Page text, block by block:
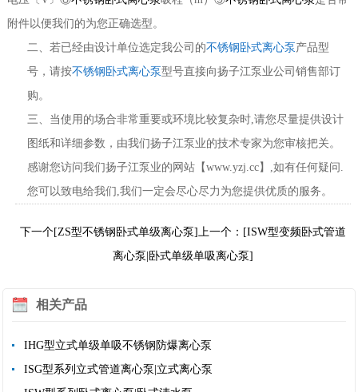
附件以便我们的为您正确选型。
二、若已经由设计单位选定我公司的不锈钢卧式离心泵 产品型
号，请按不锈钢卧式离心泵型号直接向扬子江泵业公司销售部订
购。
三、当使用的场合非常重要或环境比较复杂时,请您尽量提供设计
图纸和详细参数，由我们扬子江泵业的技术专家为您审核把关。
感谢您访问我们扬子江泵业的网站【www.yzj.cc】,如有任何疑问.
您可以致电给我们,我们一定会尽心尽力为您提供优质的服务。
下一个[ZS型不锈钢卧式单级离心泵]上一个：[ISW型变频卧式管道
离心泵|卧式单级单吸离心泵]
相关产品
IHG型立式单级单吸不锈钢防爆离心泵
ISG型系列立式管道离心泵|立式离心泵